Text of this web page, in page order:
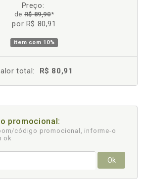
Preço:
deR$ 89,90*
por R$ 80,91
item com 10%
total: R$ 80,91
promocional:
código promocional, informe-o
ok
Ok